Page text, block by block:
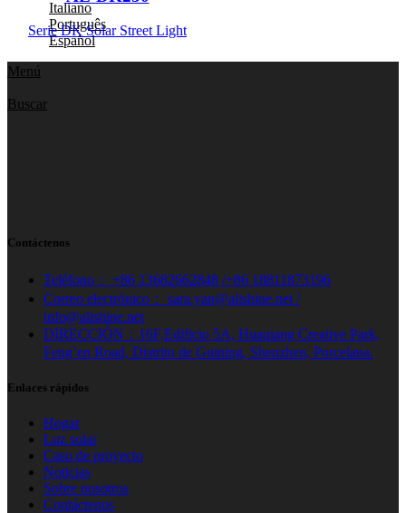
Italiano
Português
Español
Menú
Buscar
Serie DK Solar Street Light
Contáctenos
Teléfono： +86 13682662848 /+86 18811873196
Correo electrónico： sara.yan@alishine.net /
info@alishine.net
DIRECCIÓN：16F,Edificio 5A, Huaqiang Creative Park,
Feng’en Road, Distrito de Guining, Shenzhen, Porcelana.
Enlaces rápidos
Hogar
Luz solar
Caso de proyecto
Noticias
Sobre nosotros
Contáctenos